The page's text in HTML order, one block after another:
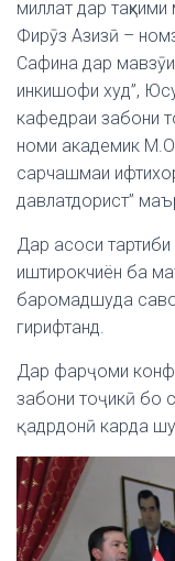
миллат дар
Фирӯз Азизӣ –
Сафина дар
инкишофи худ”,
кафедраи забони
номи академик
сарчашмаи
давлатдорист”
Дар асоси
иштирокчиён ба
баромадшуда
гирифтанд.
Дар фарҷоми
забони тоҷикӣ бо
қадрдонӣ карда